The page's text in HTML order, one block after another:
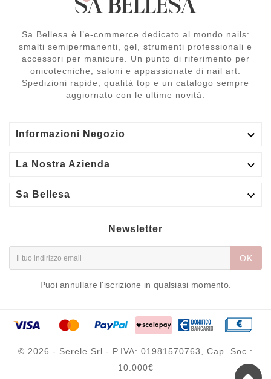
Smalto semipermanente rosa antico
Sa Bellesa è l’e-commerce dedicato al mondo nails:
smalti semipermanenti, gel, strumenti professionali e
accessori per manicure. Un punto di riferimento per
onicotecniche, saloni e appassionate di nail art.
Spedizioni rapide, qualità top e un catalogo sempre
aggiornato con le ultime novità.
Informazioni Negozio 
La Nostra Azienda 
Sa Bellesa 
Newsletter
OK
Puoi annullare l'iscrizione in qualsiasi momento.
© 2026 - Serele Srl - P.IVA: 01981570763, Cap. Soc.:
10.000€